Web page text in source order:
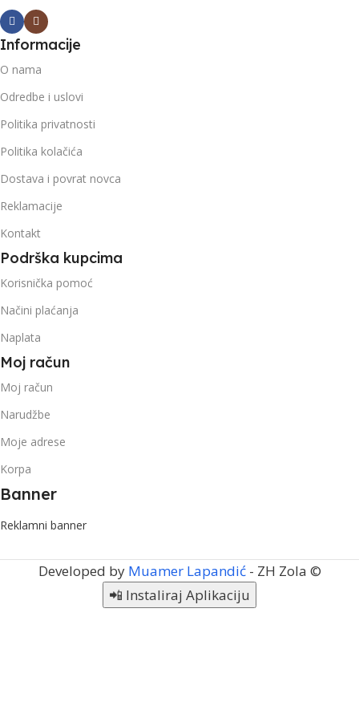
Informacije
O nama
Odredbe i uslovi
Politika privatnosti
Politika kolačića
Dostava i povrat novca
Reklamacije
Kontakt
Podrška kupcima
Korisnička pomoć
Načini plaćanja
Naplata
Moj račun
Moj račun
Narudžbe
Moje adrese
Korpa
Banner
Reklamni banner
Developed by Muamer Lapandić- ZH Zola ©
📲 Instaliraj Aplikaciju